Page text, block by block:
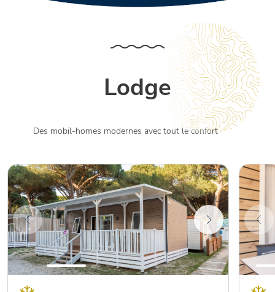
Lodge
Des mobil-homes modernes avec tout le confort